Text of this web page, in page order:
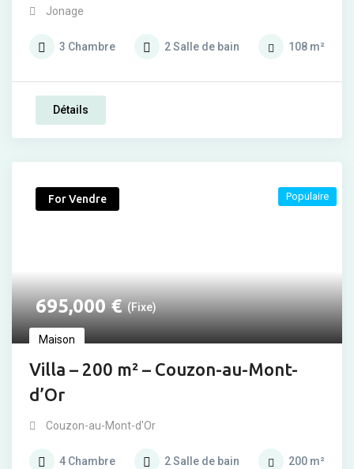
Jonage
3 Chambre 2Salle de bain 108 m²
Détails
For Vendre
695,000€ (Fixe)
Maison
Villa – 200 m² – Couzon-au-Mont-
d’Or
Populaire
Couzon-au-Mont-d'Or
4 Chambre 2Salle de bain 200 m²